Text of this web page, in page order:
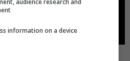
ora è lui il favorito (foto:
information on a device